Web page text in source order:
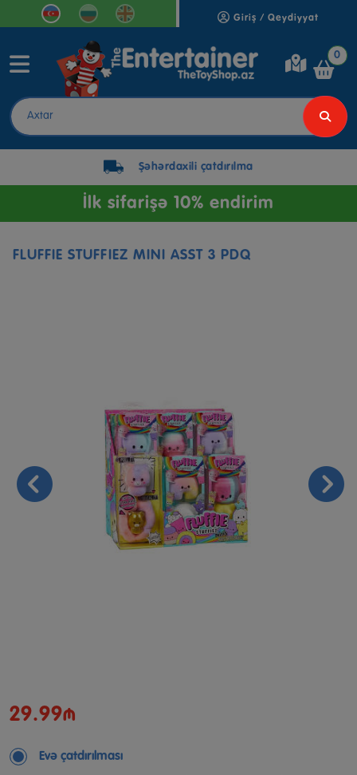
Giriş / Qeydiyyat
0
Şəhərdaxili çatdırılma
İlk sifarişə 10% endirim
FLUFFIE STUFFIEZ MINI ASST 3 PDQ
29.99₼
Evə çatdırılması